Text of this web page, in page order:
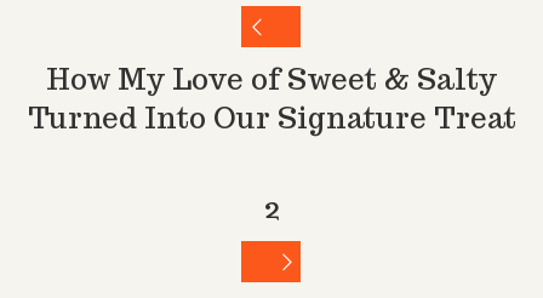
How My Love of Sweet & Salty
Turned Into Our Signature Treat
2